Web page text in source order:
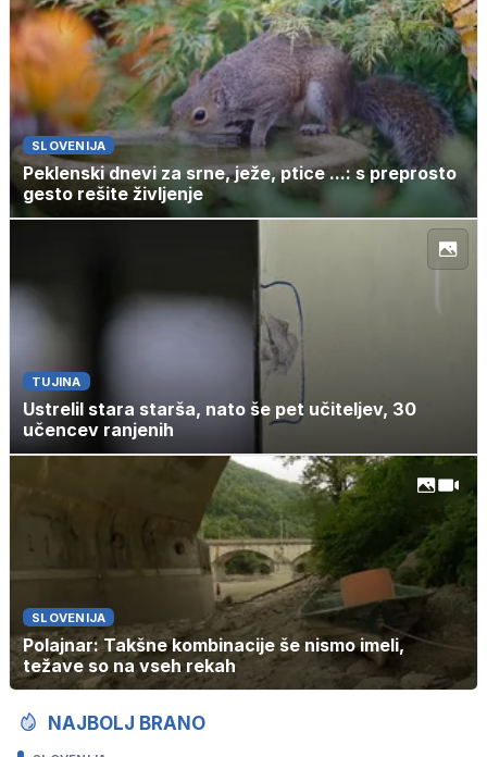
SLOVENIJA
Peklenski dnevi za srne, ježe, ptice ...: s preprosto
gesto rešite življenje
TUJINA
Ustrelil stara starša, nato še pet učiteljev, 30
učencev ranjenih
SLOVENIJA
Polajnar: Takšne kombinacije še nismo imeli,
težave so na vseh rekah
NAJBOLJ BRANO